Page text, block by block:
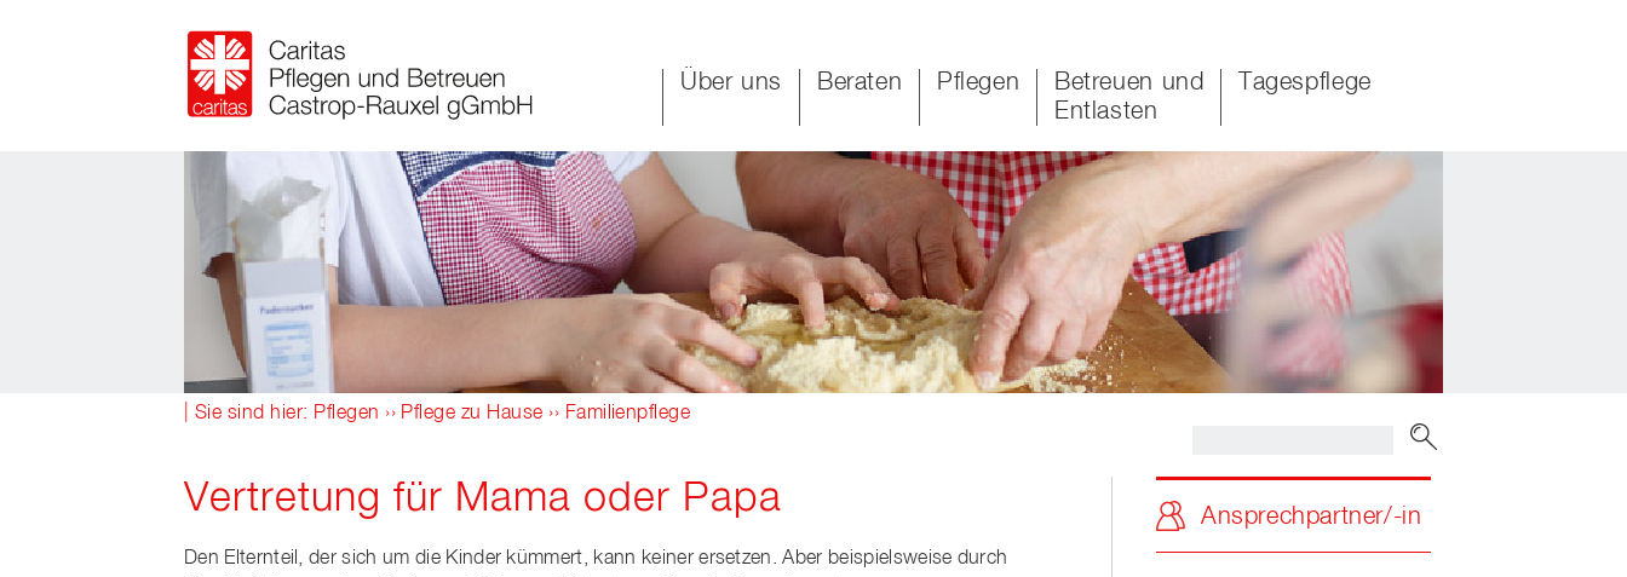
Über uns Beraten Pflegen
Betreuen und
Entlasten
Tagespflege
| Sie sind hier: Pflegen ›› Pflege zu Hause ›› Familienpflege
Vertretung für Mama oder Papa
Den Elternteil, der sich um die Kinder kümmert, kann keiner ersetzen. Aber beispielsweise durch
Ansprechpartner/-in